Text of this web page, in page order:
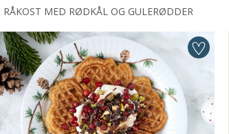
RÅKOST MED RØDKÅL OG GULERØDDER